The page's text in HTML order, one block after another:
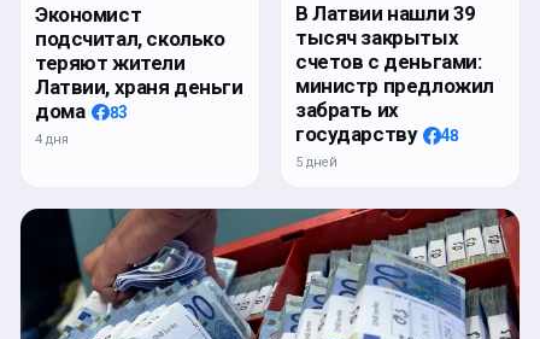
Экономист
подсчитал, сколько
теряют жители
Латвии, храня деньги
дома
83
4 дня
В Латвии нашли 39
тысяч закрытых
счетов с деньгами:
министр предложил
забрать их
государству
48
5 дней